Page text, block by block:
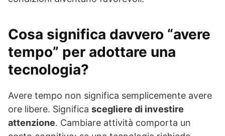
Cosa significa davvero “avere
tempo” per adottare una
tecnologia?
Avere tempo non significa semplicemente avere
ore libere. Significa scegliere di investire
attenzione. Cambiare attività comporta un